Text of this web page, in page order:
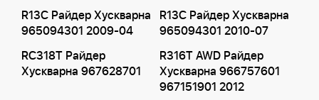
R13C Райдер Хускварна
965094301 2009-04
R13C Райдер Хускварна
965094301 2010-07
RC318T Райдер
Хускварна 967628701
R316T AWD Райдер
Хускварна 966757601
967151901 2012